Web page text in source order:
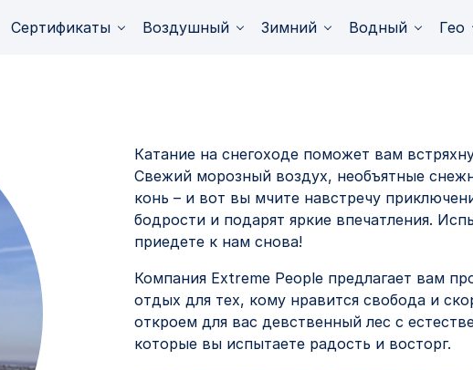
Сертификаты Воздушный Зимний Водный Гео
снегоходов в
Катание на снегоходе поможет вам
Свежий морозный воздух, необъятные
конь – и вот вы мчите навстречу
бодрости и подарят яркие впечатления.
приедете к нам снова!
Компания Extreme People предлагает вам
отдых для тех, кому нравится свобода и
откроем для вас девственный лес с
которые вы испытаете радость и восторг.